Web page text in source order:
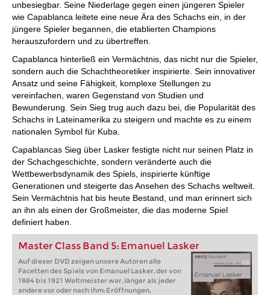
unbesiegbar. Seine Niederlage gegen einen jüngeren Spieler
wie Capablanca leitete eine neue Ära des Schachs ein, in der
jüngere Spieler begannen, die etablierten Champions
herauszufordern und zu übertreffen.
Capablanca hinterließ ein Vermächtnis, das nicht nur die Spieler,
sondern auch die Schachtheoretiker inspirierte. Sein innovativer
Ansatz und seine Fähigkeit, komplexe Stellungen zu
vereinfachen, waren Gegenstand von Studien und
Bewunderung. Sein Sieg trug auch dazu bei, die Popularität des
Schachs in Lateinamerika zu steigern und machte es zu einem
nationalen Symbol für Kuba.
Capablancas Sieg über Lasker festigte nicht nur seinen Platz in
der Schachgeschichte, sondern veränderte auch die
Wettbewerbsdynamik des Spiels, inspirierte künftige
Generationen und steigerte das Ansehen des Schachs weltweit.
Sein Vermächtnis hat bis heute Bestand, und man erinnert sich
an ihn als einen der Großmeister, die das moderne Spiel
definiert haben.
Master Class Band 5: Emanuel Lasker
Auf dieser DVD zeigen unsere Autoren alle
Facetten des Spiels von Emanuel Lasker, der von
1884 bis 1921 Weltmeister war, länger als jeder
andere vor oder nach ihm: Eröffnungen,